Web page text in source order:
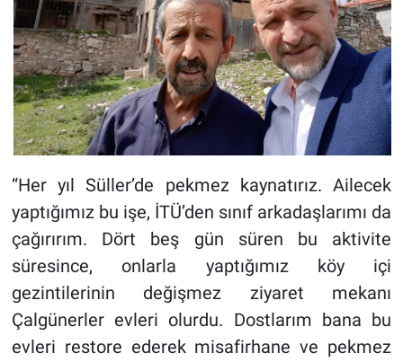
“Her yıl Süller’de pekmez kaynatırız. Ailecek
yaptığımız bu işe, İTÜ’den sınıf arkadaşlarımı da
çağırırım. Dört beş gün süren bu aktivite
süresince, onlarla yaptığımız köy içi
gezintilerinin değişmez ziyaret mekanı
Çalgünerler evleri olurdu. Dostlarım bana bu
evleri restore ederek misafirhane ve pekmez